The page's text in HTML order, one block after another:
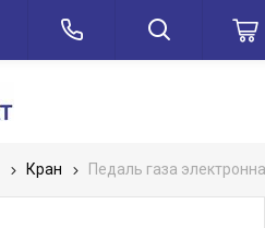
Кран Педаль газа